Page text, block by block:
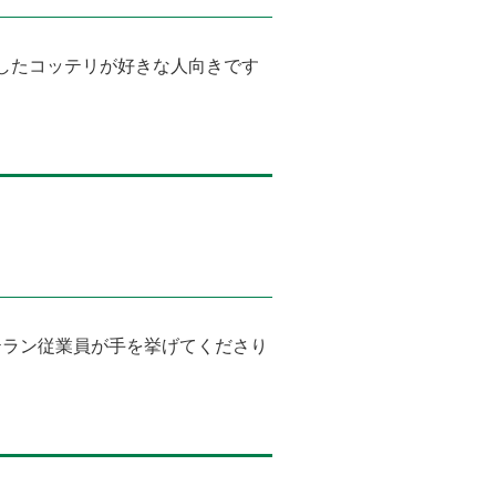
たコッテリが好きな人向きです
ン従業員が手を挙げてくださり